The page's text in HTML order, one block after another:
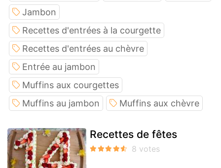
Jambon
Recettes d'entrées à la courgette
Recettes d'entrées au chèvre
Entrée au jambon
Muffins aux courgettes
Muffins au jambon
Muffins aux chèvre
Recettes de fêtes